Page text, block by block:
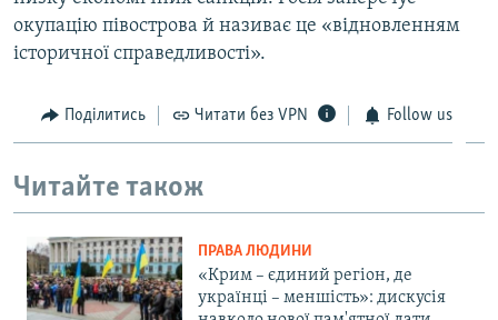
окупацію півострова й називає це «відновленням
історичної справедливості».
Поділитись Читати без VPN Follow us
Читайте також
ПРАВА ЛЮДИНИ
«Крим – єдиний регіон, де
українці – меншість»: дискусія